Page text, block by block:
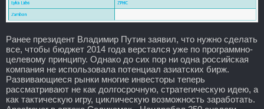
Ранее президент Владимир Путин заявил, что нужно сделать
все, чтобы бюджет 2014 года верстался уже по программно-
целевому принципу. Однако до сих пор ни одна российская
компания не использовала потенциал азиатских бирж.
Развивающиеся рынки многие инвесторы теперь
рассматривают не как долгосрочную, стратегическую идею, а
как тактическую игру, циклическую возможность заработать.